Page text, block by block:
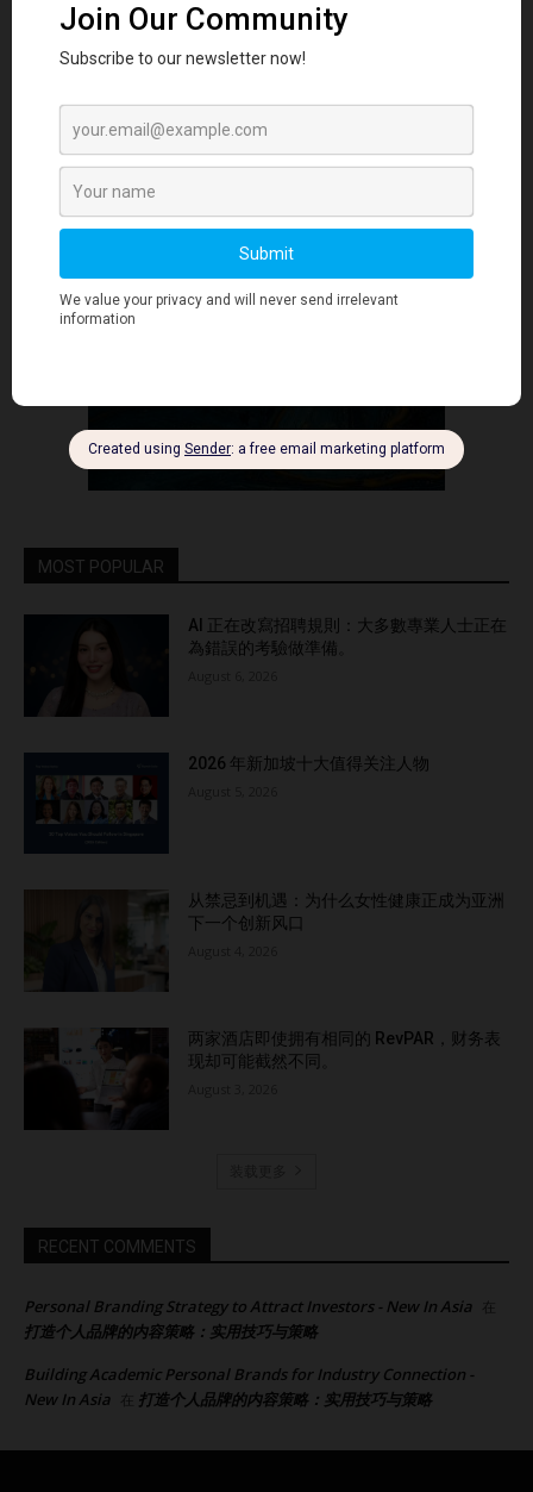
2025数字领导力
MOST POPULAR
AI 正在改寫招聘規則：大多數專業人士正在
為錯誤的考驗做準備。
2026 年新加坡十大值得关注人物
从禁忌到机遇：为什么女性健康正成为亚洲
下一个创新风口
两家酒店即使拥有相同的 RevPAR，财务表
现却可能截然不同。
RECENT COMMENTS
Personal Branding Strategy to Attract Investors - New In Asia 在
打造个人品牌的内容策略：实用技巧与策略
Building Academic Personal Brands for Industry Connection -
New In Asia
在 打造个人品牌的内容策略：实用技巧与策略